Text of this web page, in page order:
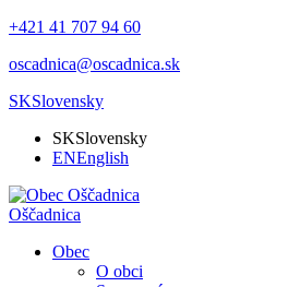
+421 41 707 94 60
oscadnica@oscadnica.sk
SKSlovensky
SKSlovensky
ENEnglish
Oščadnica
Obec
O obci